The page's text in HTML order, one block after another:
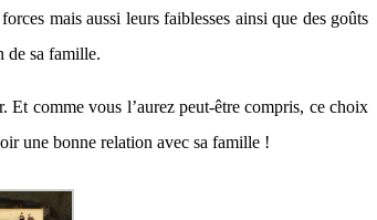
mais aussi leurs faiblesses ainsi que des goûts
de sa famille.
Et comme vous l’aurez peut-être compris, ce choix
une bonne relation avec sa famille !